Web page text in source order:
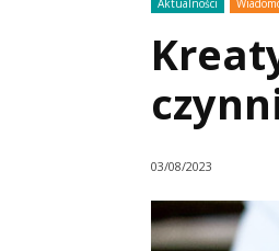
Aktualności
03/08/2023